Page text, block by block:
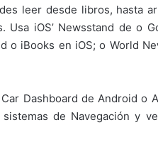
leer desde libros, hasta
iOS’ Newsstand de o
o iBooks en iOS; o World
Dashboard de Android o
sistemas de Navegación y